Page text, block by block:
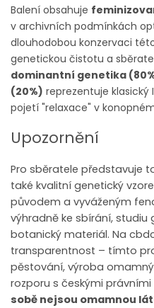
Balení obsahuje
v archivních podmínkách
dlouhodobou konzervaci
genetickou čistotu a
dominantní genetika
(20%) reprezentuje
pojetí "relaxace" v
Upozornění
Pro sběratele představuje
také kvalitní genetický
původem a vyváženým
výhradně ke sbírání, studiu
botanický materiál. Na
transparentnost – tímto
pěstování, výroba
rozporu s českými právními
sobě nejsou omamnou